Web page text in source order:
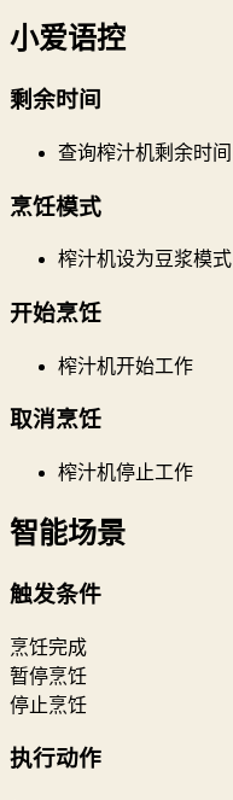
小爱语控
剩余时间
查询榨汁机剩余时间
烹饪模式
榨汁机设为豆浆模式
开始烹饪
榨汁机开始工作
取消烹饪
榨汁机停止工作
智能场景
触发条件
烹饪完成
暂停烹饪
停止烹饪
执行动作